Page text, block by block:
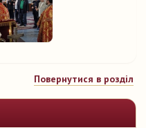
Повернутися в розділ